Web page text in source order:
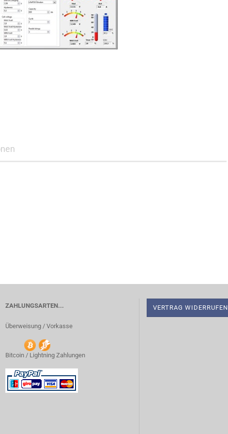
ZAHLUNGSARTEN...
Überweisung / Vorkasse
Bitcoin / Lightning Zahlungen
VERTRAG WIDERRUFEN